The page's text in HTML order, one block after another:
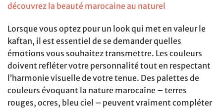
découvrez la beauté marocaine au naturel
Lorsque vous optez pour un look qui met en valeur le
kaftan, il est essentiel de se demander quelles
émotions vous souhaitez transmettre. Les couleurs
doivent refléter votre personnalité tout en respectant
l’harmonie visuelle de votre tenue. Des palettes de
couleurs évoquant la nature marocaine – terres
rouges, ocres, bleu ciel – peuvent vraiment compléter